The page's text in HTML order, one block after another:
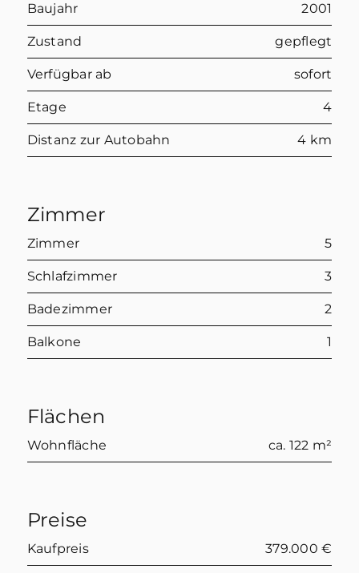
Baujahr 2001
Zustand gepflegt
Verfügbar ab sofort
Etage 4
Distanz zur Autobahn 4 km
Zimmer
Zimmer 5
Schlafzimmer 3
Badezimmer 2
Balkone 1
Flächen
Wohnfläche ca. 122 m²
Preise
Kaufpreis 379.000 €